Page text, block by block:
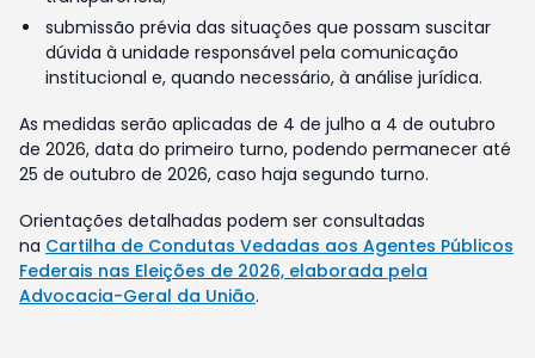
submissão prévia das situações que possam suscitar
dúvida à unidade responsável pela comunicação
institucional e, quando necessário, à análise jurídica.
As medidas serão aplicadas de 4 de julho a 4 de outubro
de 2026, data do primeiro turno, podendo permanecer até
25 de outubro de 2026, caso haja segundo turno.
Orientações detalhadas podem ser consultadas
na Cartilha de Condutas Vedadas aos Agentes Públicos
Federais nas Eleições de 2026, elaborada pela
Advocacia-Geral da União.